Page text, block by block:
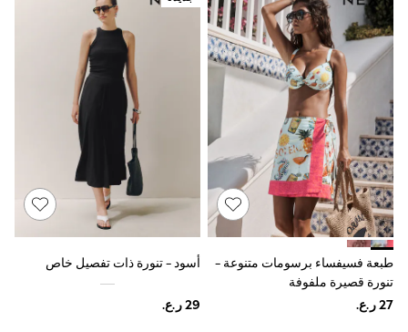
Boys' Travel Styles
Sunset Styles
Sets & Outfits
Linen Collection
Tops & T-Shirts
Shirts
Polo Shirts
Swimwear
Shorts
Sandals & Clogs
Sun Safe
Rash Vests
Sun Hats & Caps
Sunglasses
Baby Holiday Shop
Baby Summer Nightwear
Dresses
طبعة فسيفساء برسومات متنوعة -
تنورة قصيرة ملفوفة
أسود - تنورة ذات تفصيل خاص